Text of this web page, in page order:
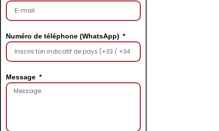
Numéro de téléphone (WhatsApp)
Message